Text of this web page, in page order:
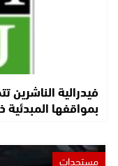
فيدرالية الناشرين
بمواقفها
مستجدات